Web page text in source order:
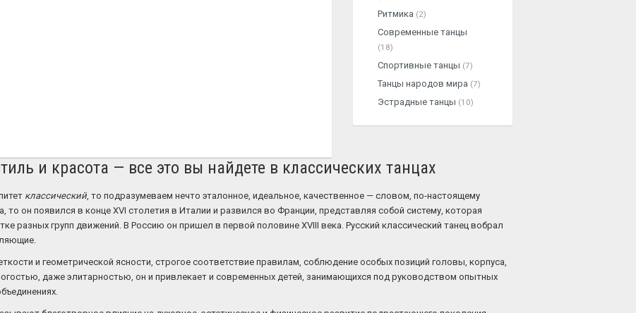
Ритмика (2)
Современные танцы
(18)
Спортивные танцы (7)
Танцы народов мира (7)
Эстрадные танцы (10)
и красота — все это вы найдете в классических танцах
классический, то подразумеваем нечто эталонное, идеальное, качественное — словом, по-настоящему
то он появился в конце XVI столетия в Италии и развился во Франции, представляя собой систему, которая
разных групп движений. В Россию он пришел в первой половине XVIII века. Русский классический танец вобрал
и геометрической ясности, строгое соответствие правилам, соблюдение особых позиций головы, корпуса,
даже элитарностью, он и привлекает и современных детей, занимающихся под руководством опытных